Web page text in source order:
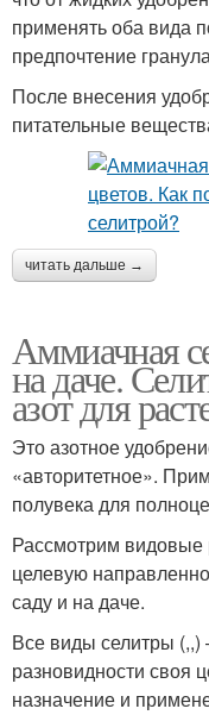
применять оба вида
предпочтение
После внесения
питательные
читать дальше →
Аммиачная
на даче.
азот для
Это азотное
«авторитетное».
полувека для
Рассмотрим видовые
целевую
саду и на даче.
Все виды селитры (,,)
разновидности своя
назначение и